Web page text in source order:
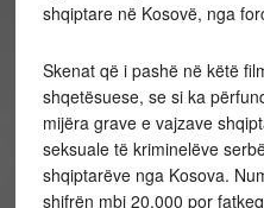
shqiptare në Kosovë, nga
Skenat që i pashë në këtë
shqetësuese, se si ka
mijëra grave e vajzave
seksuale të kriminelëve
shqiptarëve nga Kosova.
shifrën mbi 20.000 por